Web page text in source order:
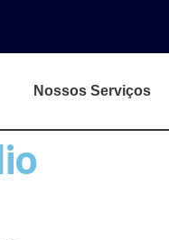
Nossos Serviços